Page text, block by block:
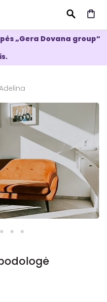
IEŠKOTI
„Gera Dovana group“